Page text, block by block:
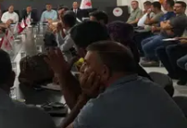
Bursa
Çanakkale
Çankırı